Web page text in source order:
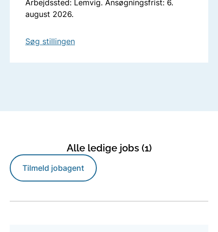
Arbejdssted: Lemvig. Ansøgningsfrist: 6.
august 2026.
Søg stillingen
Alle ledige jobs (1)
Tilmeld jobagent